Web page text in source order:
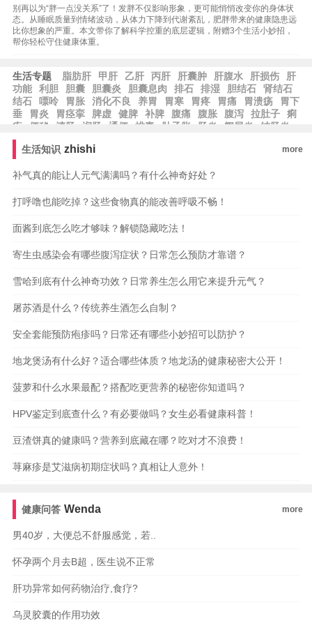
别再以为“胖一点没关系”了！发胖不仅影响形象，更可能悄悄改变你的身体状
态。从睡眠质量到情绪波动，从体力下降到代谢紊乱，肥胖带来的健康隐患远
比你想象的严重。本文带你了解科学控重的底层逻辑，附赠3个生活小妙招，
帮你轻松守住健康体重。
生活专题 脂肪肝 甲肝 乙肝 丙肝 肝囊肿 肝腹水 肝损伤
肝
功能
利胆 胆囊 胆囊炎 胆囊息肉 排石 排湿 胆结石
肾结石
结石
嘌呤 胃胀 消化不良 养胃 胃寒 胃疼 胃痛 胃溃疡
胃下
垂
胃炎 胃痉挛 脾虚 健脾 补脾 腹痛 腹胀 腹泻 拉肚子
痢
疾
便秘 清肠 润肠 通便 排毒 肚子胀 肠炎 阑尾炎
结肠炎
疝气
生活知识 zhishi more
补气真的能让人元气满满吗？有什么神奇好处？
打呼噜也能吃掉？这些食物真的能改善呼吸不畅！
面酱到底怎么吃才够味？解锁隐藏吃法！
寄生虫感染会有哪些腹泻症状？日常怎么预防才靠谱？
雪哈到底有什么神奇功效？日常养生怎么用它来提升元气？
屠苏酒是什么？传统养生酒怎么自制？
安全套能预防疱疹吗？日常还有哪些小妙招可以防护？
地龙煲汤有什么好？适合哪些体质？地龙汤的健康秘密大公开！
菠萝和什么水果最配？搭配吃更营养的秘密你知道吗？
HPV鉴定到底查什么？有必要做吗？女生必看健康科普！
豆渣饼真的健康吗？营养到底藏在哪？吃对才不浪费！
荨麻疹是艾滋病初期症状吗？真相让人意外！
健康问答 Wenda more
男40岁，大便总不舒服感觉，若..
怀孕两个月去B超，医生说不正常
肝功异常如何药物治疗,食疗?
乌灵胶囊的作用功效